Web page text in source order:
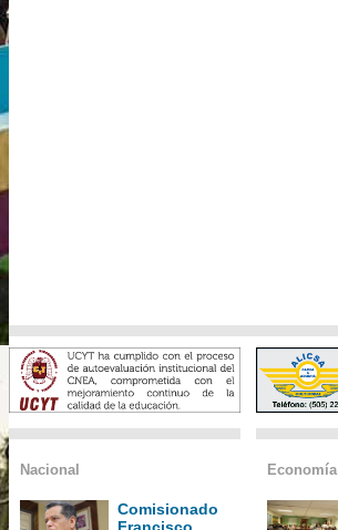
Nacional
Comisionado
Economía